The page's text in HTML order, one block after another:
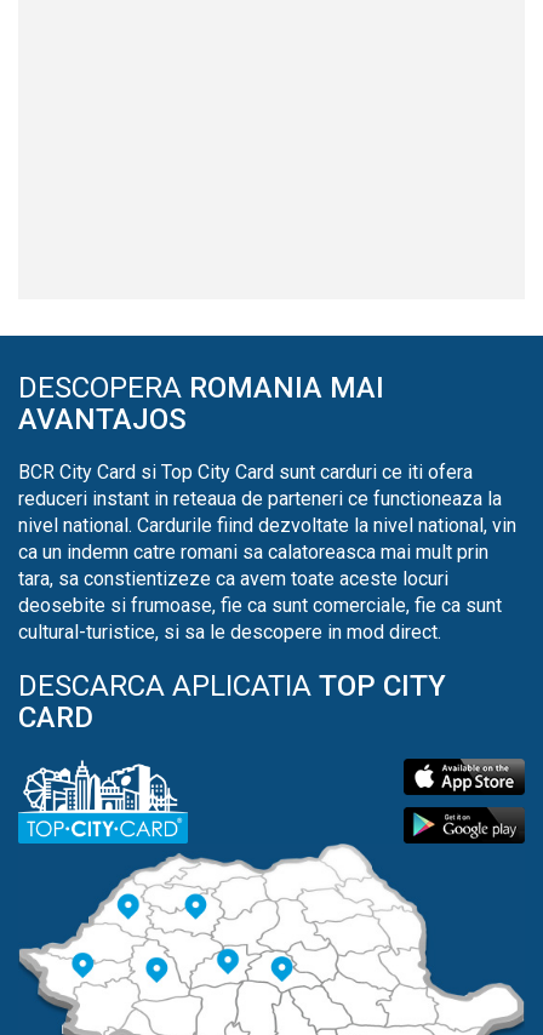
DESCOPERA ROMANIA MAI
AVANTAJOS
BCR City Card si Top City Card sunt carduri ce iti ofera
reduceri instant in reteaua de parteneri ce functioneaza la
nivel national. Cardurile fiind dezvoltate la nivel national, vin
ca un indemn catre romani sa calatoreasca mai mult prin
tara, sa constientizeze ca avem toate aceste locuri
deosebite si frumoase, fie ca sunt comerciale, fie ca sunt
cultural-turistice, si sa le descopere in mod direct.
DESCARCA APLICATIA TOP CITY
CARD